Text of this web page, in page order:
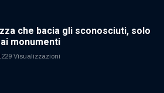
che bacia gli sconosciuti, solo
monumenti
Visualizzazioni